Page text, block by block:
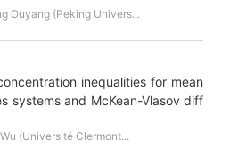
Ouyang (Peking Univers...
inequalities for mean
systems and McKean-Vlasov diff
(Université Clermont...